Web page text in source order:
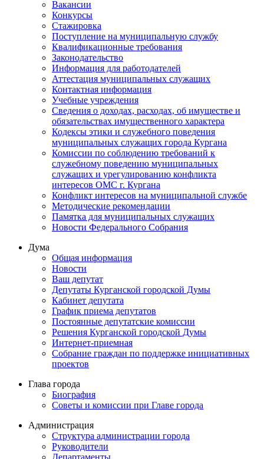
Вакансии
Конкурсы
Стажировка
Поступление на муниципальную службу
Квалификационные требования
Законодательство
Информация для работодателей
Аттестация муниципальных служащих
Контактная информация
Учебные учреждения
Сведения о доходах, расходах, об имуществе и
обязательствах имущественного характера
Кодексы этики и служебного поведения
муниципальных служащих города Кургана
Комиссии по соблюдению требований к
служебному поведению муниципальных
служащих и урегулированию конфликта
интересов ОМС г. Кургана
Конфликт интересов на муниципальной службе
Методические рекомендации
Памятка для муниципальных служащих
Новости Федерального Cобрания
Дума
Общая информация
Новости
Ваш депутат
Депутаты Курганской городской Думы
Кабинет депутата
График приема депутатов
Постоянные депутатские комиссии
Решения Курганской городской Думы
Интернет-приемная
Собрание граждан по поддержке инициативных
проектов
Глава города
Биография
Советы и комиссии при Главе города
Администрация
Структура администрации города
Руководители
Департаменты